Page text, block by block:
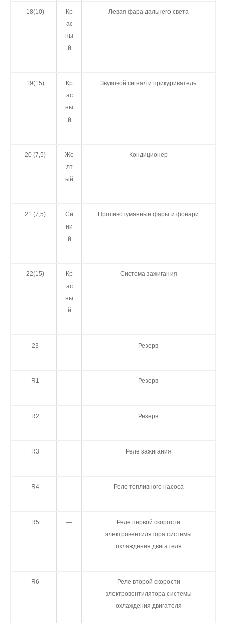
18(10)
Кр
ас
ны
й
Левая фара дальнего света
19(15)
Кр
ас
ны
й
Звуковой сигнал и прикуриватель
20 (7,5)
Же
лт
ый
Кондиционер
21 (7,5)
Си
ни
й
Противотуманные фары и фонари
22(15)
Кр
ас
ны
й
Система зажигания
23 — Резерв
R1 — Резерв
R2 Резерв
R3 Реле зажигания
R4 Реле топливного насоса
R5 —
Реле первой скорости
электровентилятора системы
охлаждения двигателя
R6 —
Реле второй скорости
электровентилятора системы
охлаждения двигателя